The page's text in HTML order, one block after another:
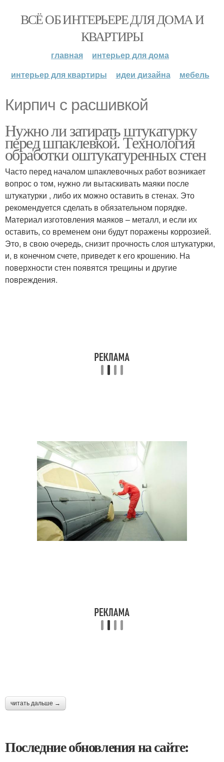
ВСЁ ОБ ИНТЕРЬЕРЕ ДЛЯ ДОМА И
КВАРТИРЫ
главная
интерьер для дома
интерьер для квартиры
идеи дизайна мебель
Кирпич с расшивкой
Нужно ли затирать штукатурку
перед шпаклевкой. Технология
обработки оштукатуренных стен
Часто перед началом шпаклевочных работ возникает
вопрос о том, нужно ли вытаскивать маяки после
штукатурки , либо их можно оставить в стенах. Это
рекомендуется сделать в обязательном порядке.
Материал изготовления маяков – металл, и если их
оставить, со временем они будут поражены коррозией.
Это, в свою очередь, снизит прочность слоя штукатурки,
и, в конечном счете, приведет к его крошению. На
поверхности стен появятся трещины и другие
повреждения.
читать дальше →
Последние обновления на сайте: